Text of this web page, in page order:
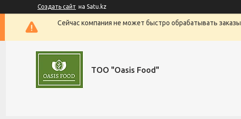
Создать сайт на Satu.kz
Сейчас компания не может быстро обрабатывать
ТОО "Oasis Food"